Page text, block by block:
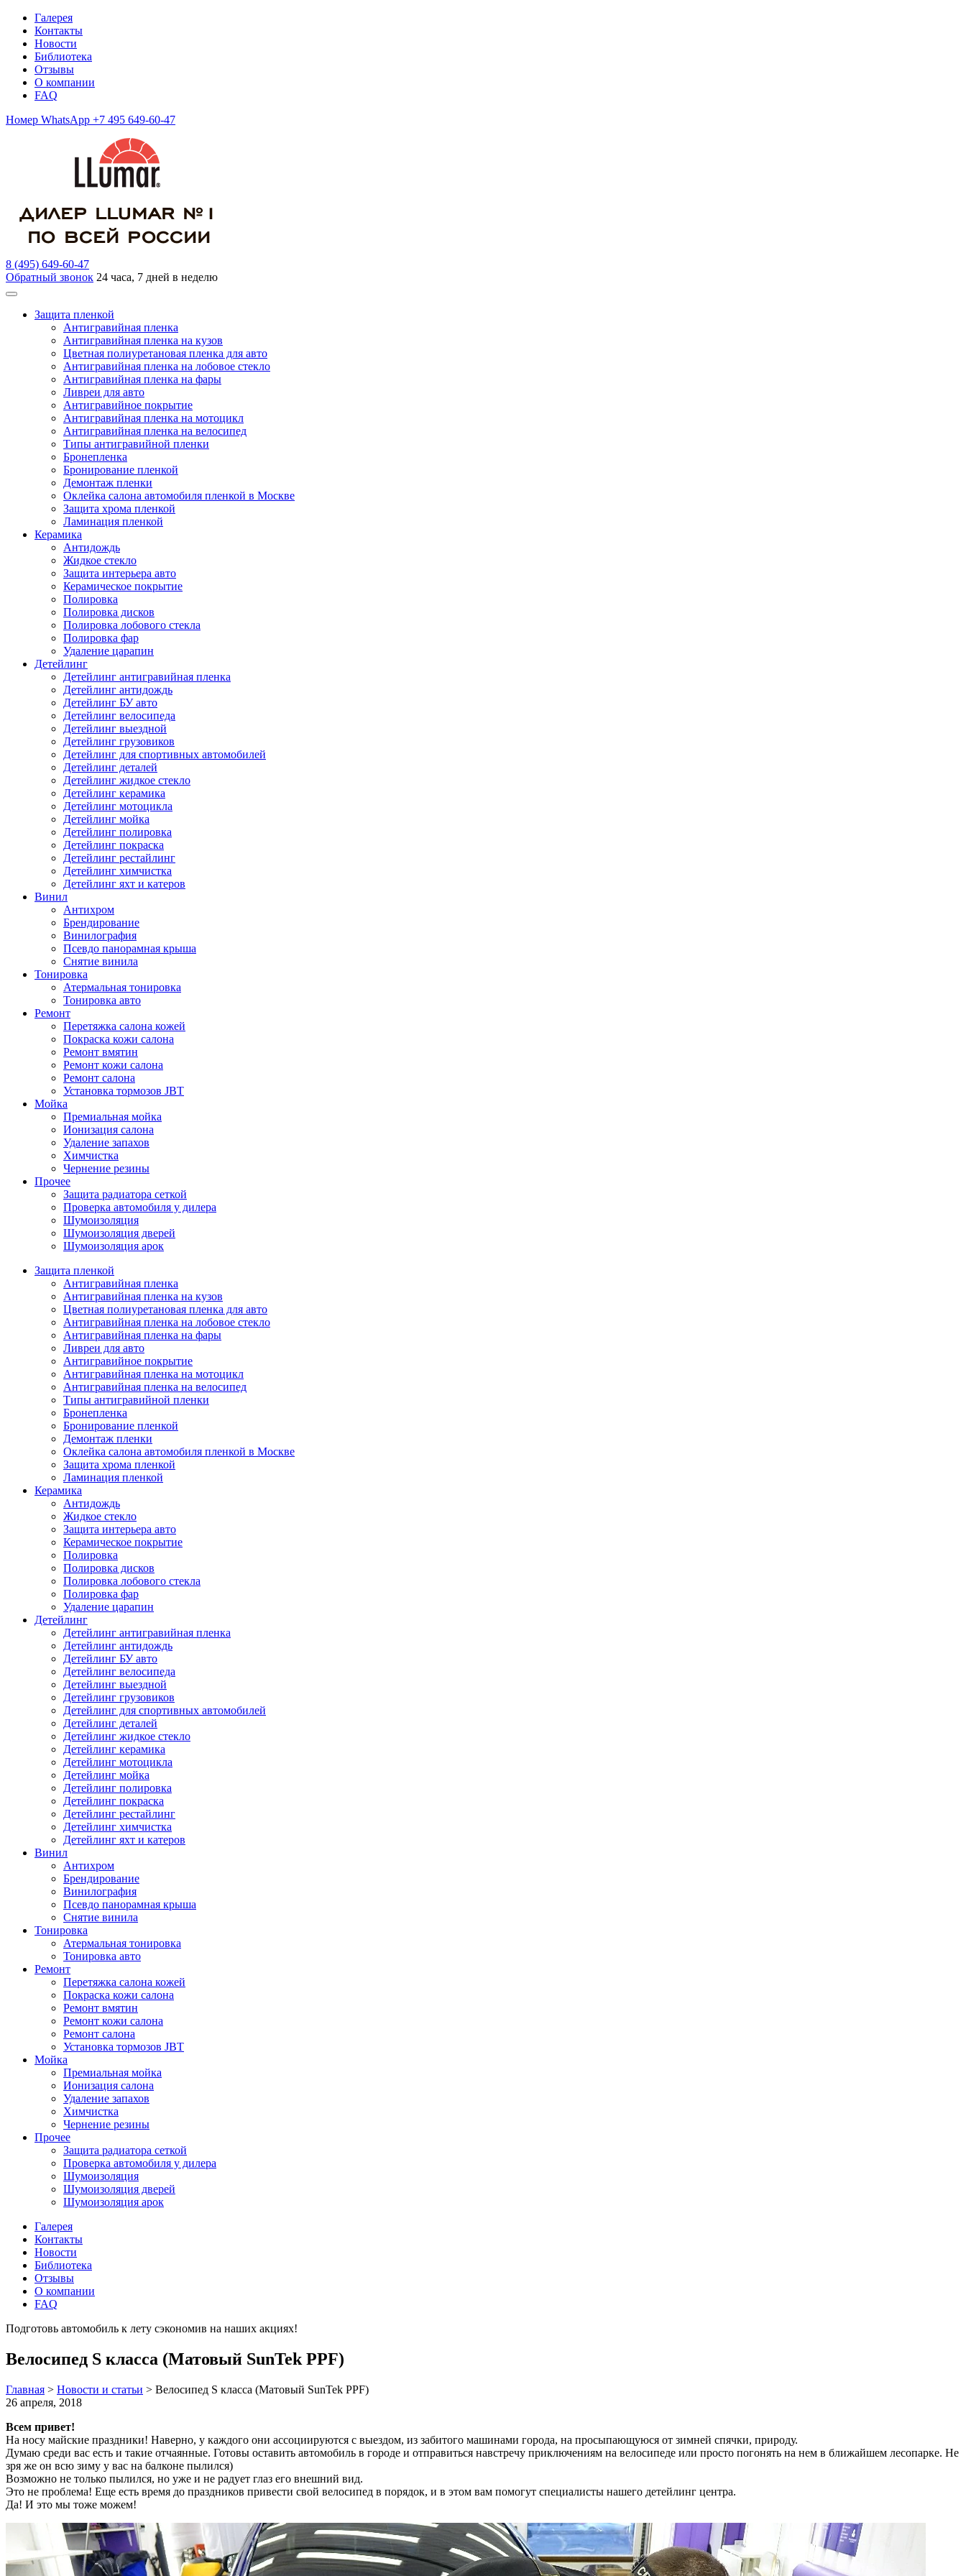
Галерея
Контакты
Новости
Библиотека
Отзывы
О компании
FAQ
Номер WhatsApp +7 495 649-60-47
8 (495) 649-60-47
Обратный звонок 24 часа, 7 дней в неделю
Защита пленкой
Антигравийная пленка
Антигравийная пленка на кузов
Цветная полиуретановая пленка для авто
Антигравийная пленка на лобовое стекло
Антигравийная пленка на фары
Ливреи для авто
Антигравийное покрытие
Антигравийная пленка на мотоцикл
Антигравийная пленка на велосипед
Типы антигравийной пленки
Бронепленка
Бронирование пленкой
Демонтаж пленки
Оклейка салона автомобиля пленкой в Москве
Защита хрома пленкой
Ламинация пленкой
Керамика
Антидождь
Жидкое стекло
Защита интерьера авто
Керамическое покрытие
Полировка
Полировка дисков
Полировка лобового стекла
Полировка фар
Удаление царапин
Детейлинг
Детейлинг антигравийная пленка
Детейлинг антидождь
Детейлинг БУ авто
Детейлинг велосипеда
Детейлинг выездной
Детейлинг грузовиков
Детейлинг для спортивных автомобилей
Детейлинг деталей
Детейлинг жидкое стекло
Детейлинг керамика
Детейлинг мотоцикла
Детейлинг мойка
Детейлинг полировка
Детейлинг покраска
Детейлинг рестайлинг
Детейлинг химчистка
Детейлинг яхт и катеров
Винил
Антихром
Брендирование
Винилография
Псевдо панорамная крыша
Снятие винила
Тонировка
Атермальная тонировка
Тонировка авто
Ремонт
Перетяжка салона кожей
Покраска кожи салона
Ремонт вмятин
Ремонт кожи салона
Ремонт салона
Установка тормозов JBT
Мойка
Премиальная мойка
Ионизация салона
Удаление запахов
Химчистка
Чернение резины
Прочее
Защита радиатора сеткой
Проверка автомобиля у дилера
Шумоизоляция
Шумоизоляция дверей
Шумоизоляция арок
Защита пленкой
Антигравийная пленка
Антигравийная пленка на кузов
Цветная полиуретановая пленка для авто
Антигравийная пленка на лобовое стекло
Антигравийная пленка на фары
Ливреи для авто
Антигравийное покрытие
Антигравийная пленка на мотоцикл
Антигравийная пленка на велосипед
Типы антигравийной пленки
Бронепленка
Бронирование пленкой
Демонтаж пленки
Оклейка салона автомобиля пленкой в Москве
Защита хрома пленкой
Ламинация пленкой
Керамика
Антидождь
Жидкое стекло
Защита интерьера авто
Керамическое покрытие
Полировка
Полировка дисков
Полировка лобового стекла
Полировка фар
Удаление царапин
Детейлинг
Детейлинг антигравийная пленка
Детейлинг антидождь
Детейлинг БУ авто
Детейлинг велосипеда
Детейлинг выездной
Детейлинг грузовиков
Детейлинг для спортивных автомобилей
Детейлинг деталей
Детейлинг жидкое стекло
Детейлинг керамика
Детейлинг мотоцикла
Детейлинг мойка
Детейлинг полировка
Детейлинг покраска
Детейлинг рестайлинг
Детейлинг химчистка
Детейлинг яхт и катеров
Винил
Антихром
Брендирование
Винилография
Псевдо панорамная крыша
Снятие винила
Тонировка
Атермальная тонировка
Тонировка авто
Ремонт
Перетяжка салона кожей
Покраска кожи салона
Ремонт вмятин
Ремонт кожи салона
Ремонт салона
Установка тормозов JBT
Мойка
Премиальная мойка
Ионизация салона
Удаление запахов
Химчистка
Чернение резины
Прочее
Защита радиатора сеткой
Проверка автомобиля у дилера
Шумоизоляция
Шумоизоляция дверей
Шумоизоляция арок
Галерея
Контакты
Новости
Библиотека
Отзывы
О компании
FAQ
Подготовь автомобиль к лету сэкономив на наших акциях!
Велосипед S класса (Матовый SunTek PPF)
Главная > Новости и статьи > Велосипед S класса (Матовый SunTek PPF)
26 апреля, 2018
Всем привет!
На носу майские праздники! Наверно, у каждого они ассоциируются с выездом, из забитого машинами города, на просыпающуюся от зимней спячки, природу.
Думаю среди вас есть и такие отчаянные. Готовы оставить автомобиль в городе и отправиться навстречу приключениям на велосипеде или просто погонять на нем в ближайшем лесопарке. Не
зря же он всю зиму у вас на балконе пылился)
Возможно не только пылился, но уже и не радует глаз его внешний вид.
Это не проблема! Еще есть время до праздников привести свой велосипед в порядок, и в этом вам помогут специалисты нашего детейлинг центра.
Да! И это мы тоже можем!